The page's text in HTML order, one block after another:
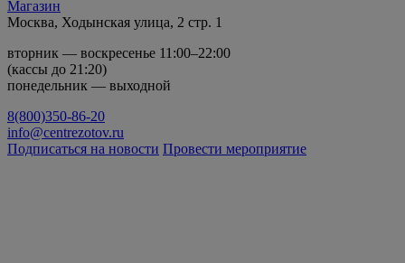
Магазин
Москва, Ходынская улица, 2 стр. 1
вторник — воскресенье 11:00–22:00
(кассы до 21:20)
понедельник — выходной
8(800)350-86-20
info@centrezotov.ru
Подписаться на новости Провести мероприятие